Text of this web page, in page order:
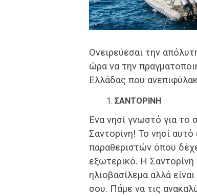
Ονειρεύεσαι την
ώρα να την
Ελλάδας που
ΣΑΝΤΟΡΙΝΗ
Ένα νησί γνωστό για το
Σαντορίνη! Το νησί
παραθεριστών όπου
εξωτερικό. Η
ηλιοβασίλεμα αλλά
σου. Πάμε να τις